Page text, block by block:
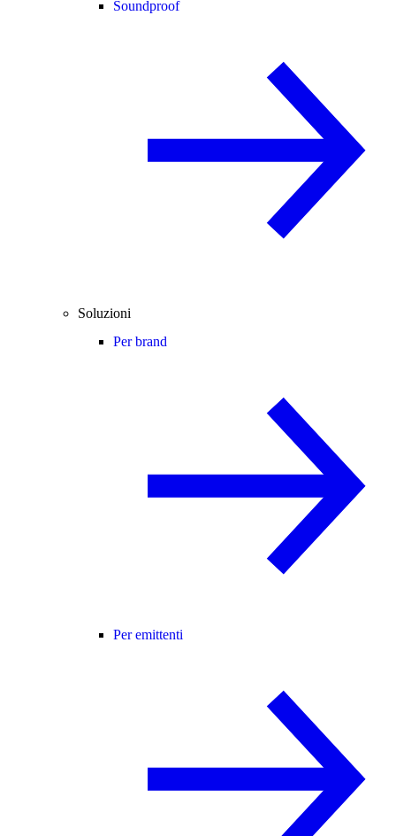
Soundproof
Soluzioni
Per brand
Per emittenti